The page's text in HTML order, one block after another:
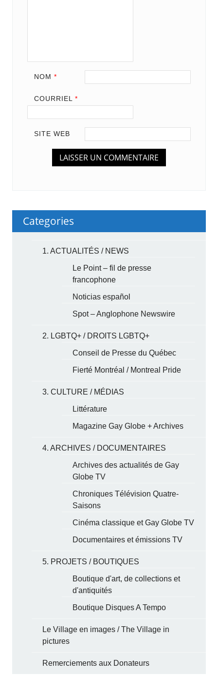
NOM *
COURRIEL *
SITE WEB
Categories
1. ACTUALITÉS / NEWS
Le Point – fil de presse
francophone
Noticias español
Spot – Anglophone Newswire
2. LGBTQ+ / DROITS LGBTQ+
Conseil de Presse du Québec
Fierté Montréal / Montreal Pride
3. CULTURE / MÉDIAS
Littérature
Magazine Gay Globe + Archives
4. ARCHIVES / DOCUMENTAIRES
Archives des actualités de Gay
Globe TV
Chroniques Télévision Quatre-
Saisons
Cinéma classique et Gay Globe TV
Documentaires et émissions TV
5. PROJETS / BOUTIQUES
Boutique d'art, de collections et
d'antiquités
Boutique Disques A Tempo
Le Village en images / The Village in
pictures
Remerciements aux Donateurs